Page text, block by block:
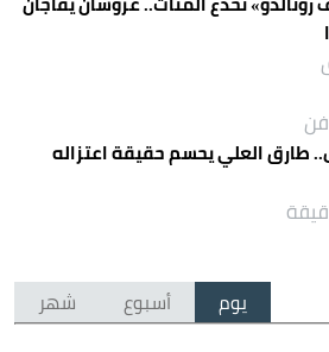
طارق العلي يحسم حقيقة اعتزاله
يوم أسبوع شهر